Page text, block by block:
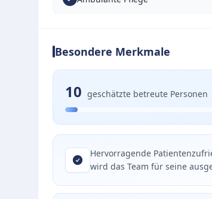
Besondere Merkmale
10 geschätzte betreute Personen
Hervorragende
wird das Team für seine